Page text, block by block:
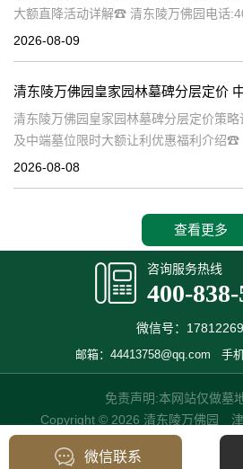
大额直降活动详解☎ 清东陵万佛园电话
838-5063清东陵万佛园，作为中国著名的
2026-08-09
清东陵万佛园皇家园林墓碑分层定价策略
及中端墓位限时大额让利优惠福利介绍☎
陵万佛园电话:400-838-5063清东陵万佛
2026-08-08
查看更多
咨询服务热线
400-
微信号：
邮箱：44413758@qq.com 手
免责声明:本网站仅做墓
Copyright © 2026 清东陵万佛园
微信联系